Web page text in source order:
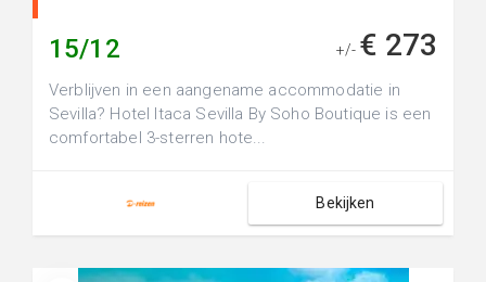
15/12 +/- € 273
Verblijven in een aangename accommodatie in
Sevilla? Hotel Itaca Sevilla By Soho Boutique is een
comfortabel 3-sterren hote...
Bekijken